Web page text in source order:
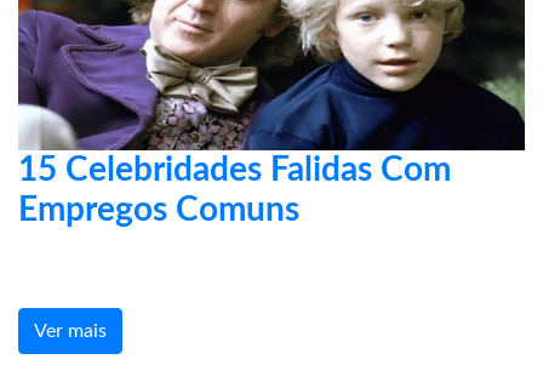
15 Celebridades Falidas Com
Empregos Comuns
Ver mais